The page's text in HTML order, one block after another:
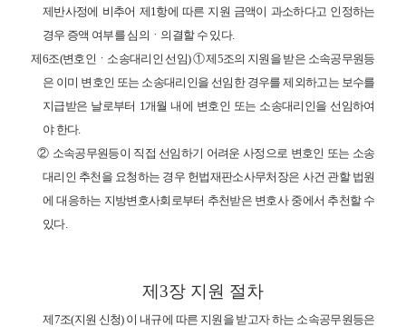
제반사정에 비추어 제1항에 따른 지원 금액이 과소하다고 인정하는
경우 증액 여부를 심의 ㆍ 의결할 수 있다.
제6조(변호인 ㆍ 소송대리인 선임)①제5조의 지원을 받은 소속공무원등
은 이미 변호인 또는 소송대리인을 선임한 경우를 제외하고는 보수를
지급받은 날로부터 1개월 내에 변호인 또는 소송대리인을 선임하여
야 한다.
② 소속공무원등이 직접 선임하기 어려운 사정으로 변호인 또는 소송
대리인 추천을 요청하는 경우 헌법재판소사무처장은 사건 관할 법원
에 대응하는 지방변호사회로부터 추천받은 변호사 중에서 추천할 수
있다.
제 3장 지원 절차
제7조(지원 신청) 이 내규에 따른 지원을 받고자 하는 소속공무원등은